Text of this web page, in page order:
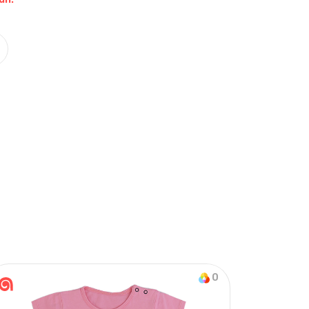
& Tek Alt
0